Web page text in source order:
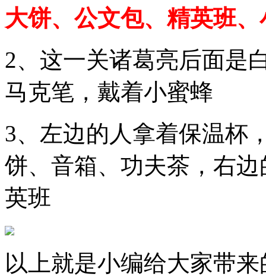
大饼、公文包、精英班、
2、这一关诸葛亮后面是
马克笔，戴着小蜜蜂
3、左边的人拿着保温杯
饼、音箱、功夫茶，右
英班
以上就是小编给大家带